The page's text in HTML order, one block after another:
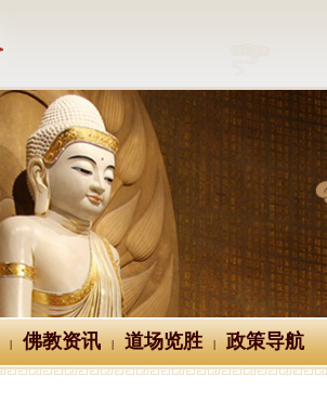
| 佛教资讯 | 道场览胜 | 政策导航